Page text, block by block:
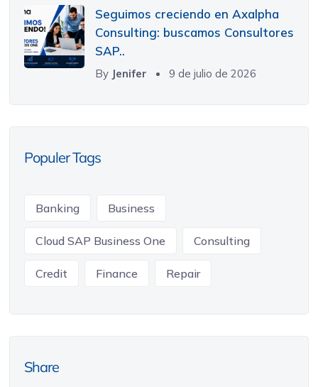
Seguimos creciendo en Axalpha
Consulting: buscamos Consultores
SAP..
By Jenifer 9 de julio de 2026
Populer Tags
Banking Business
Cloud SAP Business One Consulting
Credit Finance Repair
Share